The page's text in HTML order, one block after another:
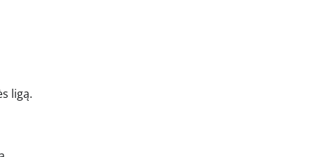
ligą.